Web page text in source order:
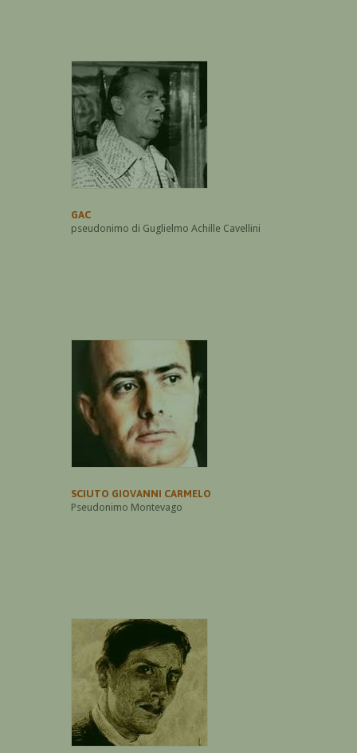
GAC
pseudonimo di Guglielmo Achille Cavellini
SCIUTO GIOVANNI CARMELO
Pseudonimo Montevago